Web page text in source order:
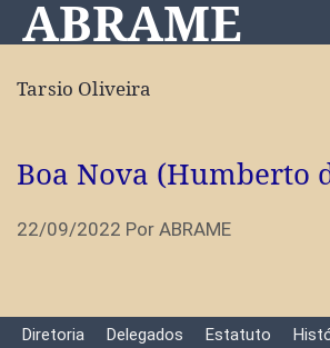
Pular
para
conteúdo
ABRAME
Tarsio Oliveira
Boa Nova (Humberto
22/09/2022 Por ABRAME
Diretoria Delegados Estatuto